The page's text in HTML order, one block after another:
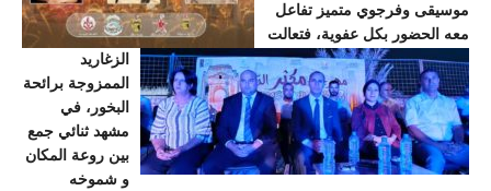
موسيقى وفرجوي متميز تفاعل
معه الحضور بكل عفوية، فتعالت
الزغاريد
الممزوجة برائحة
البخور، في
مشهد ثنائي جمع
بين روعة المكان
و شموخه